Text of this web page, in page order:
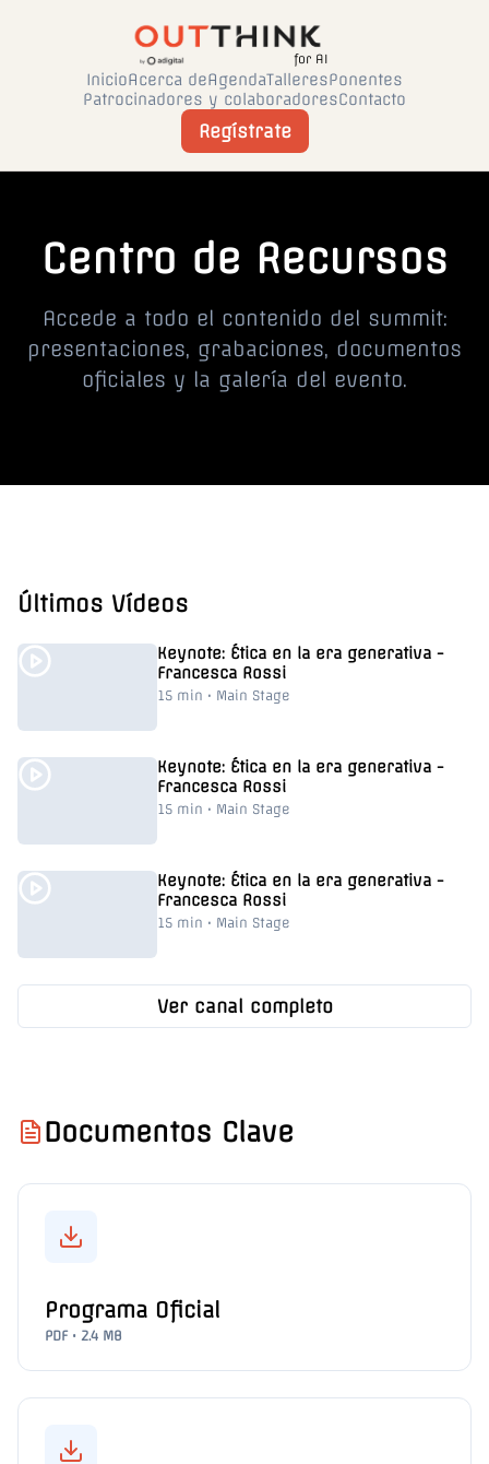
for AI
InicioAcerca deAgendaTalleresPonentes
Patrocinadores y colaboradoresContacto
Regístrate
Centro de Recursos
Accede a todo el contenido del summit:
presentaciones, grabaciones, documentos
oficiales y la galería del evento.
Documental Resumen 2025
Revive los mejores momentos de la
edición anterior.
Últimos Vídeos
Keynote: Ética en la era generativa -
Francesca Rossi
15 min • Main Stage
Keynote: Ética en la era generativa -
Francesca Rossi
15 min • Main Stage
Keynote: Ética en la era generativa -
Francesca Rossi
15 min • Main Stage
Ver canal completo
Documentos Clave
Programa Oficial
PDF • 2.4 MB